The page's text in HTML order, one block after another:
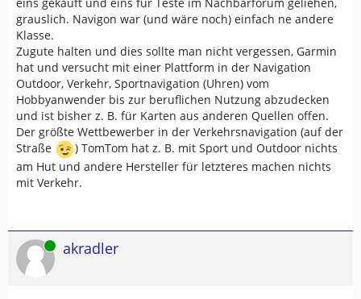
grauslich. Navigon war (und wäre noch) einfach ne andere
Klasse.
Zugute halten und dies sollte man nicht vergessen, Garmin
hat und versucht mit einer Plattform in der Navigation
Outdoor, Verkehr, Sportnavigation (Uhren) vom
Hobbyanwender bis zur beruflichen Nutzung abzudecken
und ist bisher z. B. für Karten aus anderen Quellen offen.
Der größte Wettbewerber in der Verkehrsnavigation (auf der
Straße
) TomTom hat z. B. mit Sport und Outdoor nichts
am Hut und andere Hersteller für letzteres machen nichts
mit Verkehr.
Online akradler